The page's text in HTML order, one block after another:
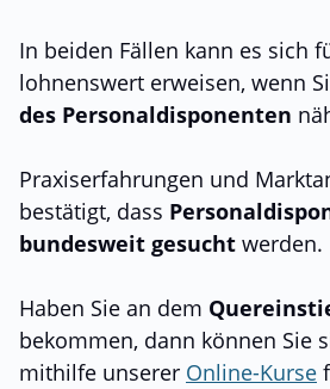
In beiden Fällen kann es sich
lohnenswert erweisen, wenn
des Personaldisponenten
Praxiserfahrungen und
bestätigt, dass
bundesweit gesucht werden.
Haben Sie an dem
bekommen, dann können Sie
mithilfe unserer Online-Kurse